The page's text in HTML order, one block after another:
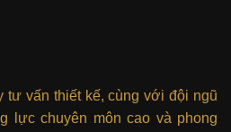
tư vấn thiết kế, cùng với đội ngũ
lực chuyên môn cao và phong